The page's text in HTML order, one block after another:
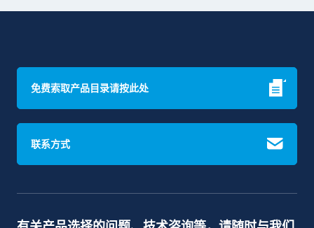
免费索取产品目录请按此处
联系方式